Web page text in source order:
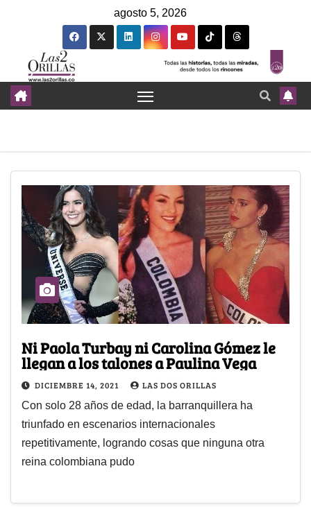
agosto 5, 2026
Ni Paola Turbay ni Carolina Gómez le
llegan a los talones a Paulina Vega
DICIEMBRE 14, 2021 LAS DOS ORILLAS
Con solo 28 años de edad, la barranquillera ha
triunfado en escenarios internacionales
repetitivamente, logrando cosas que ninguna otra
reina colombiana pudo